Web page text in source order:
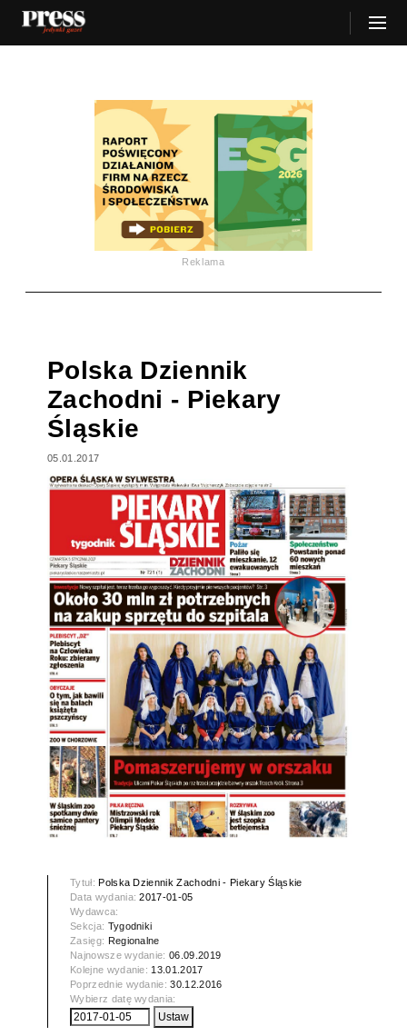
Reklama
Polska Dziennik
Zachodni - Piekary
Śląskie
05.01.2017
Tytuł:Polska Dziennik Zachodni - Piekary Śląskie
Data wydania:2017-01-05
Wydawca:
Sekcja: Tygodniki
Zasięg: Regionalne
Najnowsze wydanie:06.09.2019
Kolejne wydanie: 13.01.2017
Poprzednie wydanie:30.12.2016
Wybierz datę wydania: